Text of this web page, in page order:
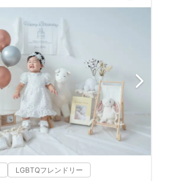
LGBTQフレンドリー